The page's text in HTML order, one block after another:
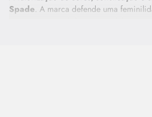
Spade. A marca defende uma